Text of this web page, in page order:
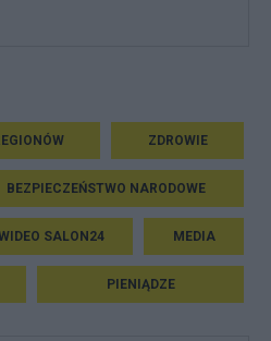
ZDROWIE
BEZPIECZEŃSTWO NARODOWE
SALON24 MEDIA
PIENIĄDZE